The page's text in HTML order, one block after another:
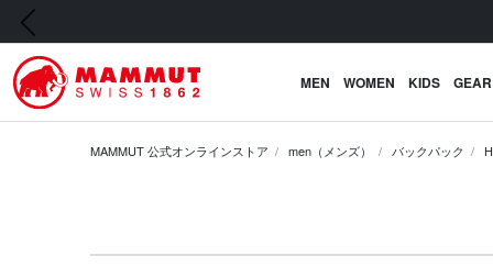
前の画像
MEN WOMEN KIDS GEAR
MAMMUT 公式オンラインストア men（メンズ） バックパック